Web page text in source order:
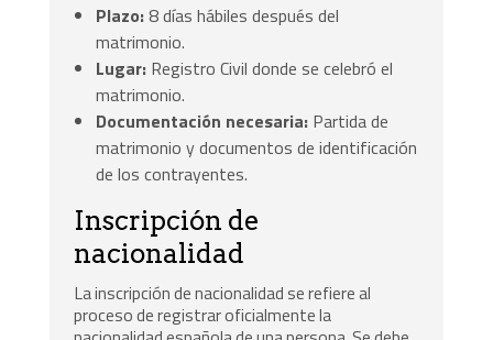
Plazo:8 días hábiles después del
matrimonio.
Lugar: Registro Civil donde se celebró el
matrimonio.
Documentación necesaria: Partida de
matrimonio y documentos de identificación
de los contrayentes.
Inscripción de
nacionalidad
La inscripción de nacionalidad se refiere al
proceso de registrar oficialmente la